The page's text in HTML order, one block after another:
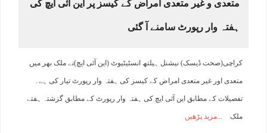
متعدی و غیر متعدی امراض کے کیسز پر این آئی ایچ کی
ہفتہ وار رپورٹ سامنے آ گئی
کراچی(صحت ڈیسک) نیشنل ہیلتھ انسٹیٹیوٹ (این آئی ایچ)نے ملک بھر میں
متعدی اور غیر متعدی امراض کے کیسز کی ہفتہ وار رپورٹ تیار کی ہے۔
تفصیلات کے مطابق این آئی ایچ کی ہفتہ وار رپورٹ کے مطابق گزشتہ ہفتے
ملک مزید پڑھیں